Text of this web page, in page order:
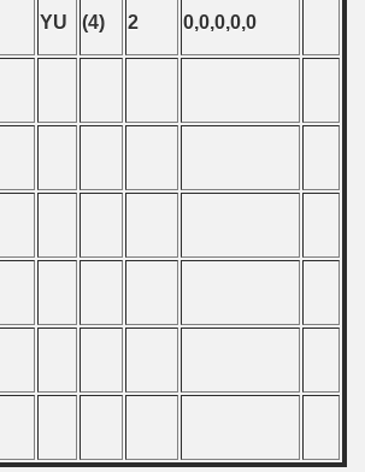
YU (4) 2 0,0,0,0,0